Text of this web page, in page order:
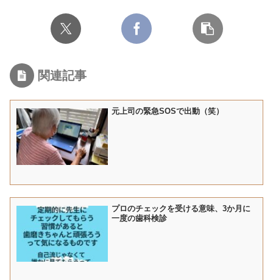
関連記事
元上司の緊急SOSで出動（笑）
プロのチェックを受ける意味、3か月に
一度の歯科検診